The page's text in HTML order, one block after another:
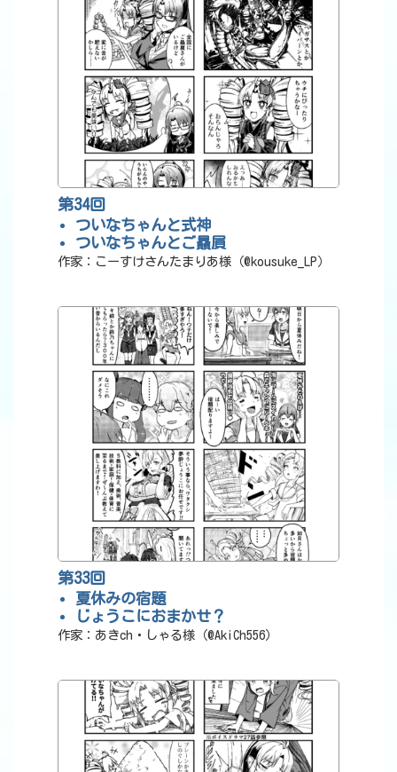
第34回
ついなちゃんと式神
ついなちゃんとご贔屓
作家：こーすけさんたまりあ様（@kousuke_LP）
第33回
夏休みの宿題
じょうこにおまかせ？
作家：あきch・しゃる様（@AkiCh556）